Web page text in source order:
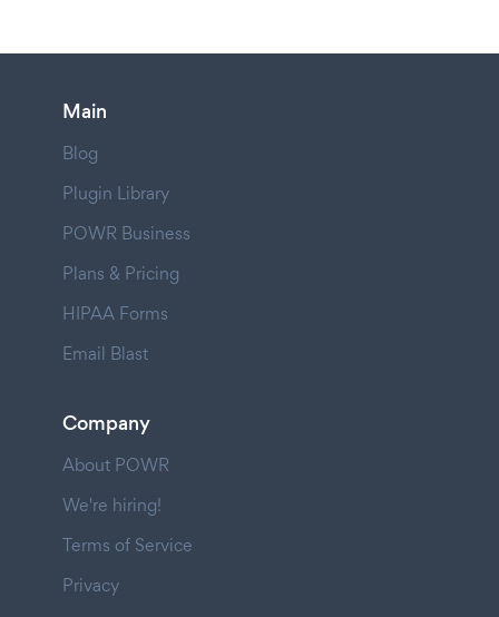
Main
Blog
Plugin Library
POWR Business
Plans & Pricing
HIPAA Forms
Email Blast
Company
About POWR
We're hiring!
Terms of Service
Privacy